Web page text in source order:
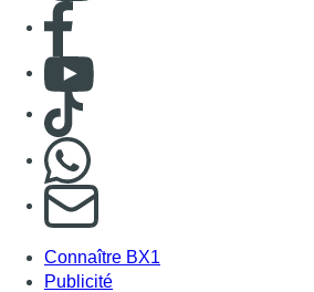
Consulter page Facebook
Consulter Youtube
Consulter TikTok
S'abonner à notre newsletter
Connaître BX1
Publicité